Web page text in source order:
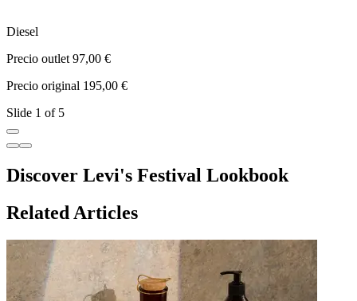
Diesel
Precio outlet 97,00 €
Precio original 195,00 €
Slide 1 of 5
Discover Levi's Festival Lookbook
Related Articles